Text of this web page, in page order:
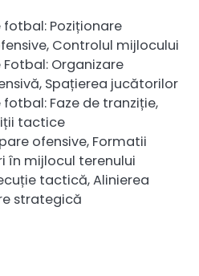
Poziționare
Controlul mijlocului
Organizare
Spațierea jucătorilor
Faze de tranziție,
tactice
ofensive, Formatii
în mijlocul terenului
tactică, Alinierea
strategică